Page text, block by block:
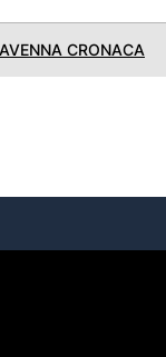
CRONACA